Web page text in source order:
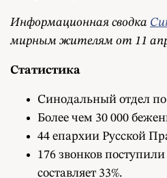
Информационная сводка
мирным жителям от 11
Статистика
Синодальный отдел
Более чем 30 000
44 епархии Русской
176 звонков
составляет 33%.